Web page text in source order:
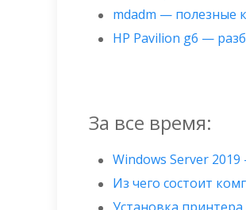
mdadm — полезные
HP Pavilion g6 —
За все время:
Windows Server
Из чего состоит